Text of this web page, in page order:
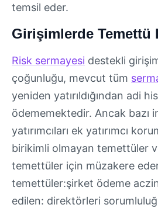
temsil eder.
Girişimlerde Temettü
Risk sermayesi destekli
çoğunluğu, mevcut tüm
yeniden yatırıldığından adi
ödememektedir. Ancak bazı
yatırımcıları ek yatırımcı
birikimli olmayan temettüler
temettüler için müzakere
temettüler:şirket ödeme
edilen: direktörleri